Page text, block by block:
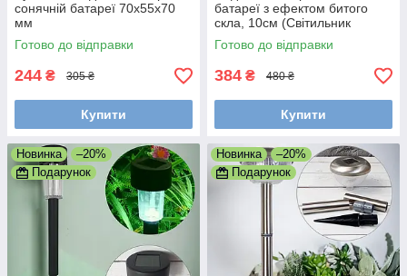
сонячній батареї 70х55х70
мм
Готово до відправки
244 ₴ 305 ₴
Купити
батареї з ефектом битого
скла, 10см (Світильник
садовий)
Готово до відправки
384 ₴ 480 ₴
Купити
Новинка
–20%
Подарунок
Новинка
–20%
Подарунок